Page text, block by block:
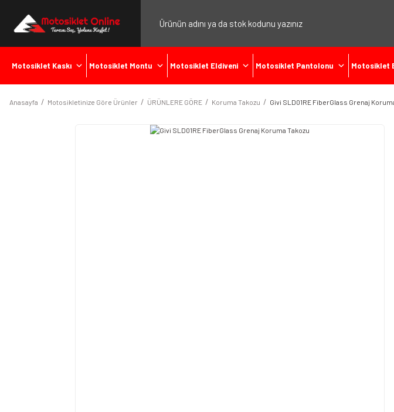
Motosiklet Kaskı Motosiklet Montu Motosiklet Eldiveni Motosiklet Pantolonu Motosiklet
Anasayfa Motosikletinize Göre Ürünler ÜRÜNLERE GÖRE Koruma Takozu Givi SLD01RE FiberGlass Grenaj